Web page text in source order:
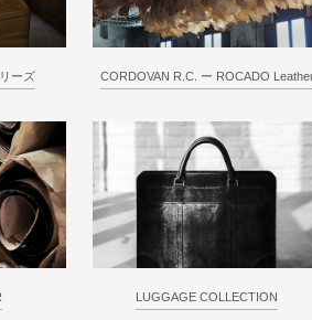
ーズ CORDOVAN R.C. ー ROCADO
LUGGAGE COLLECTION